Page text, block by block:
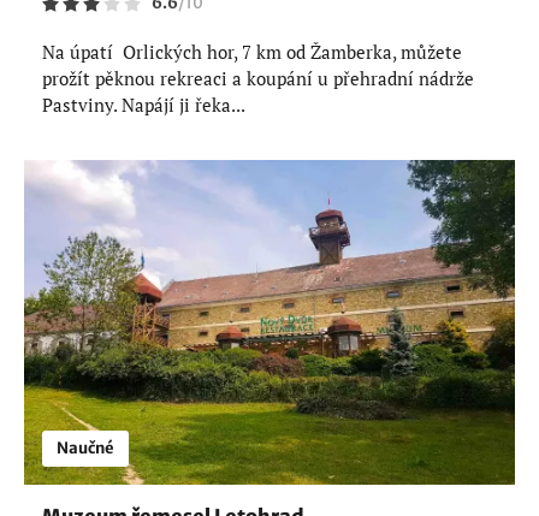
Na úpatí Orlických hor, 7 km od Žamberka, můžete
prožít pěknou rekreaci a koupání u přehradní nádrže
Pastviny. Napájí ji řeka...
Naučné